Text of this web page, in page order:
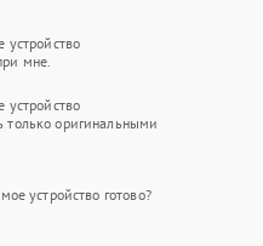
устройство
мне.
устройство
только оригинальными
устройство готово?